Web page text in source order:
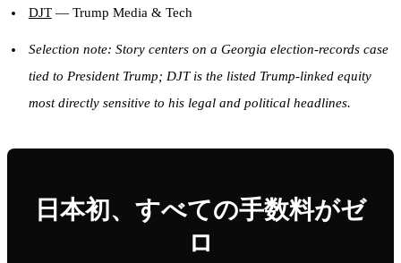
DJT— Trump Media & Tech
Selection note: Story centers on a Georgia election-records case
tied to President Trump; DJT is the listed Trump-linked equity
most directly sensitive to his legal and political headlines.
日本初、すべての手数料がゼ
ロ